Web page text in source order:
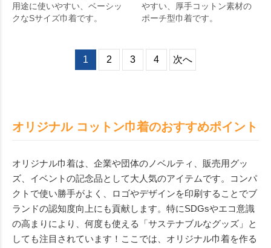
用途に使いやすい、ベーシッ
クなSサイズ巾着です。
やすい、厚手コットン素材の
ポーチ型巾着です。
1 2 3 4 次へ
オリジナル コットン巾着のおすすめポイント
オリジナル巾着は、企業や団体のノベルティ、販売用グッ
ズ、イベントの記念品として大人気のアイテムです。コンパ
クトで使い勝手がよく、ロゴやデザインを印刷することでブ
ランドの認知度向上にも貢献します。特にSDGsやエコ意識
の高まりにより、何度も使える「サステナブルなグッズ」と
しても注目されています！ここでは、オリジナル巾着を作る